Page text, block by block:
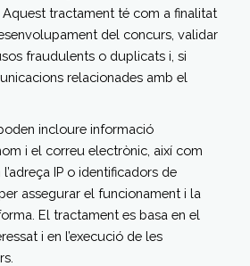
tractament té com a finalitat
del concurs, validar
fraudulents o duplicats i, si
relacionades amb el
incloure informació
i el correu electrònic, així com
IP o identificadors de
assegurar el funcionament i la
El tractament es basa en el
i en l’execució de les